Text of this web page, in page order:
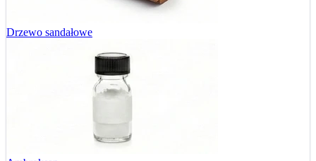
Drzewo sandałowe